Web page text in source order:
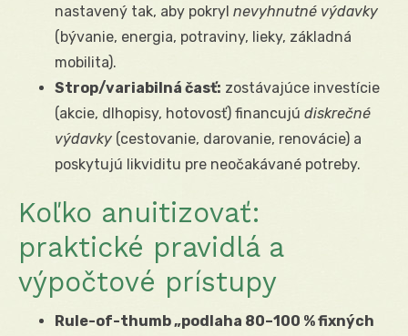
nastavený tak, aby pokryl nevyhnutné výdavky
(bývanie, energia, potraviny, lieky, základná
mobilita).
Strop/variabilná časť: zostávajúce investície
(akcie, dlhopisy, hotovosť) financujú diskrečné
výdavky (cestovanie, darovanie, renovácie) a
poskytujú likviditu pre neočakávané potreby.
Koľko anuitizovať:
praktické pravidlá a
výpočtové prístupy
Rule-of-thumb „podlaha 80–100 % fixných